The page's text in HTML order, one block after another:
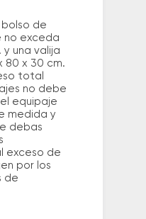
bolso de
no exceda
y una valija
80 x 30 cm.
total
no debe
el equipaje
medida y
debas
exceso de
por los
de